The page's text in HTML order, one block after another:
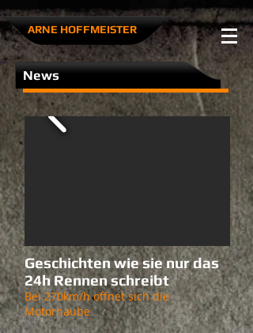
ARNE HOFFMEISTER​
Geschichten wie sie nur das
24h Rennen schreibt
Bei 270km/h öffnet sich die
Motorhaube
News